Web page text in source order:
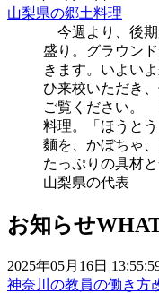
山梨県の郷土料理
今週より、後期
盛り。グラウン
きます。いよい
ひ来校いただき
ご覧ください。
料理。「ほうと
麵を、かぼちゃ
たっぷりの具材
山梨県の代表
お知らせ
2025年05月16日
神奈川の教員の働き方